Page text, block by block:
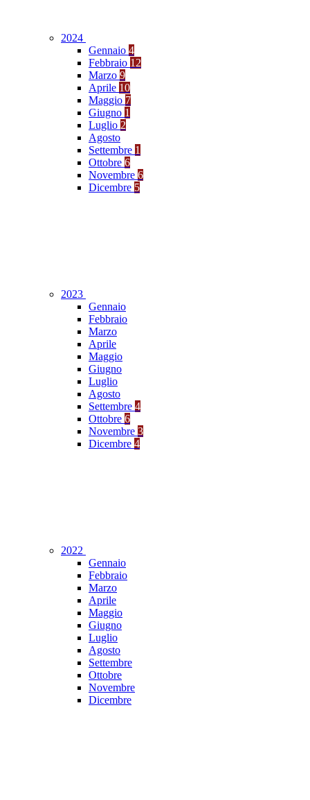
2024
Gennaio 4
Febbraio 12
Marzo 9
Aprile 10
Maggio 7
Giugno 1
Luglio 2
Agosto
Settembre 1
Ottobre 6
Novembre 6
Dicembre 5
2023
Gennaio
Febbraio
Marzo
Aprile
Maggio
Giugno
Luglio
Agosto
Settembre 4
Ottobre 6
Novembre 3
Dicembre 4
2022
Gennaio
Febbraio
Marzo
Aprile
Maggio
Giugno
Luglio
Agosto
Settembre
Ottobre
Novembre
Dicembre